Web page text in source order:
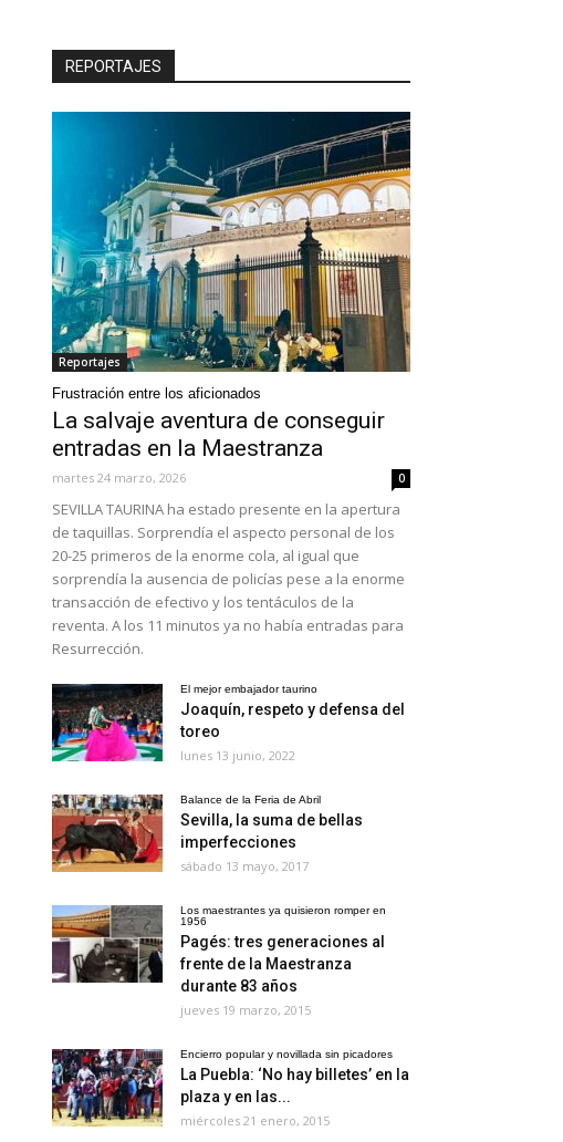
REPORTAJES
Reportajes
Frustración entre los aficionados
La salvaje aventura de conseguir
entradas en la Maestranza
martes 24 marzo, 2026 0
SEVILLA TAURINA ha estado presente en la apertura
de taquillas. Sorprendía el aspecto personal de los
20-25 primeros de la enorme cola, al igual que
sorprendía la ausencia de policías pese a la enorme
transacción de efectivo y los tentáculos de la
reventa. A los 11 minutos ya no había entradas para
Resurrección.
El mejor embajador taurino
Joaquín, respeto y defensa del
toreo
lunes 13 junio, 2022
Balance de la Feria de Abril
Sevilla, la suma de bellas
imperfecciones
sábado 13 mayo, 2017
Los maestrantes ya quisieron romper en
1956
Pagés: tres generaciones al
frente de la Maestranza
durante 83 años
jueves 19 marzo, 2015
Encierro popular y novillada sin picadores
La Puebla: ‘No hay billetes’ en la
plaza y en las...
miércoles 21 enero, 2015